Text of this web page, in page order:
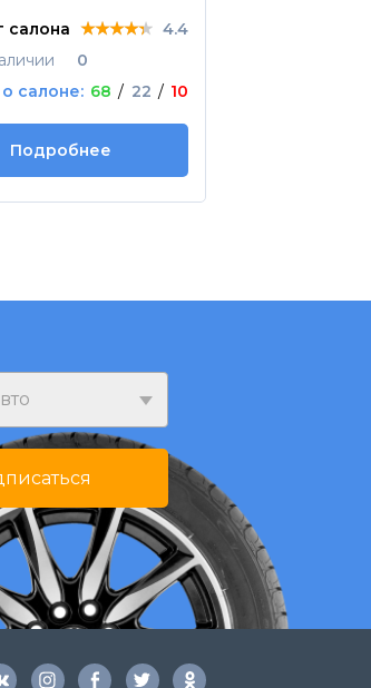
салона ★★★★★
★★★★★
★★★★★ 4.4
0
салоне: 68 / 22 / 10
Подробнее